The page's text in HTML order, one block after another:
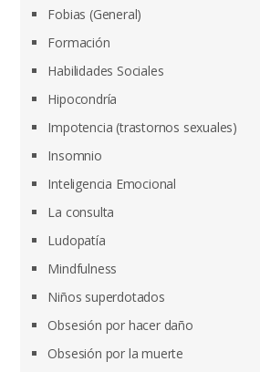
Fobias (General)
Formación
Habilidades Sociales
Hipocondría
Impotencia (trastornos sexuales)
Insomnio
Inteligencia Emocional
La consulta
Ludopatía
Mindfulness
Niños superdotados
Obsesión por hacer daño
Obsesión por la muerte